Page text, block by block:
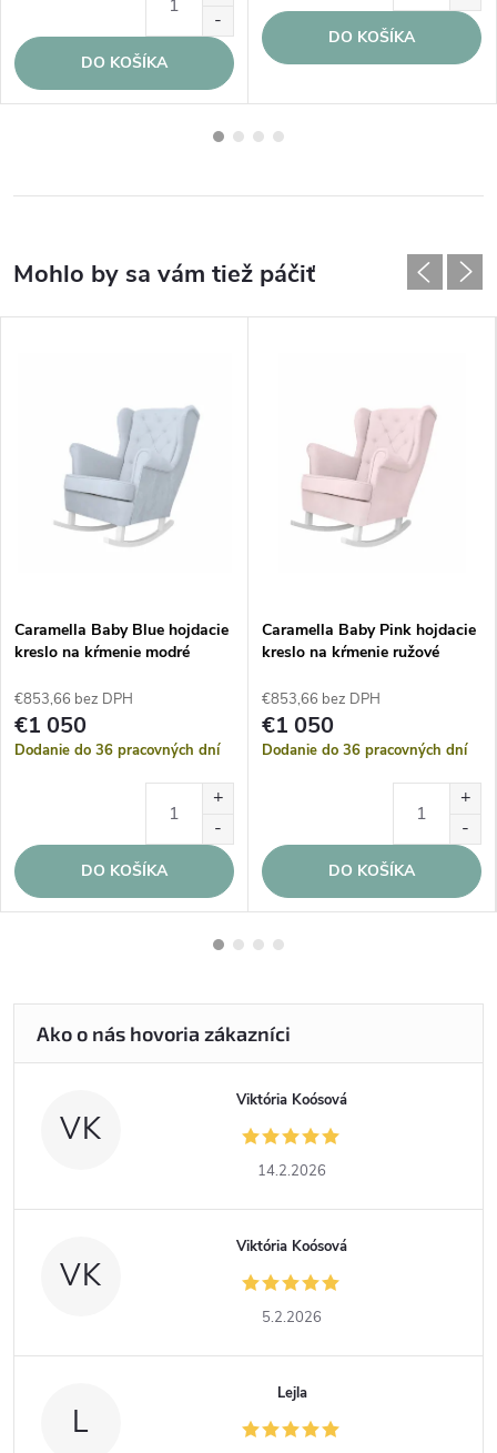
DO KOŠÍKA
DO KOŠÍKA
Caramella Baby Blue hojdacie
kreslo na kŕmenie modré
€853,66 bez DPH
€1 050
Dodanie do 36 pracovných dní
DO KOŠÍKA
Caramella Baby Pink hojdacie
kreslo na kŕmenie ružové
€853,66 bez DPH
€1 050
Dodanie do 36 pracovných dní
DO KOŠÍKA
VK
Viktória Koósová
14.2.2026
VK
Viktória Koósová
5.2.2026
L
Lejla